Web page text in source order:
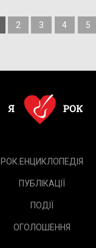
2 3 4 5
РОК.ЕНЦИКЛОПЕДІЯ
ПУБЛІКАЦІЇ
ПОДІЇ
ОГОЛОШЕННЯ